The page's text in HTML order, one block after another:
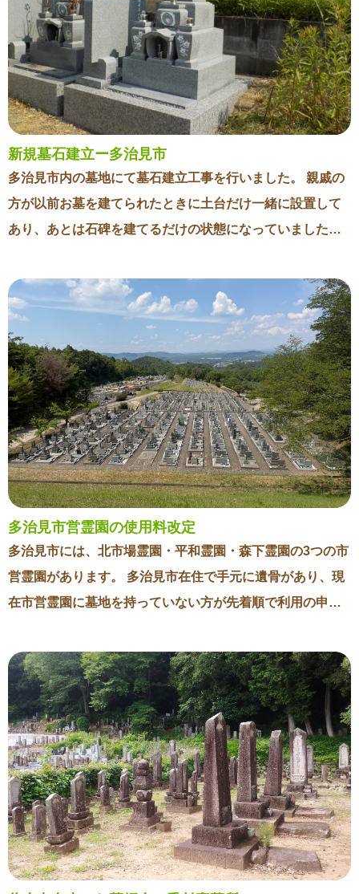
たご家族(親戚)とトラブルになったというお話を聞かせてい
ただいたこともあります。 実際にお墓の面倒見ているのは
自分、子供たちは面倒見てくれないだろう、たとえそれが
事実でもお墓に対する想いは直接聞いてみないとわかりま
せん。 最終的にお墓じまいするという結論になったとして
も全員で納得したうえで進めていただく事が大事だと思い
ます。 普段あまりお付き合いがなくてもご先祖様に対する
新規墓石建立ー多治見市
多治見市内の墓地にて墓石建立工事を行いました。 親戚の
方が以前お墓を建てられたときに土台だけ一緒に設置して
あり、あとは石碑を建てるだけの状態になっていました。
骨ができました。 参列していたお子様が納骨室を興味深そ
うに見ていたのが印象的でした。 大きくなってからもお墓
参りを続けてもらえると嬉しい限りです。 お墓には、普段
なかなかお参りに行けなくても自分と故郷とを繋いでくれ
るという役割もあります。 お墓を作るという選択肢をこれ
からも伝えていきたいと思います。
多治見市営霊園の使用料改定
多治見市には、北市場霊園・平和霊園・森下霊園の3つの市
営霊園があります。 多治見市在住で手元に遺骨があり、現
在市営霊園に墓地を持っていない方が先着順で利用の申し
が低く設定されていますが、7月1日から永代使用料が改定
されます。 3つの霊園共通で1㎡あたり8万円となり、標準
的な4㎡の区画の場合永代使用料は32万円となります。 6月
中の申請であれば今までの永代使用料(1㎡あたり5万円ほど)
で申請できますので、墓地の取得をご検討中の方は今月中
に申請されることをお勧めします。 現地の見学やご案内、
お見積りのお問い合わせは石玉石材までよろしくお願いし
ます。